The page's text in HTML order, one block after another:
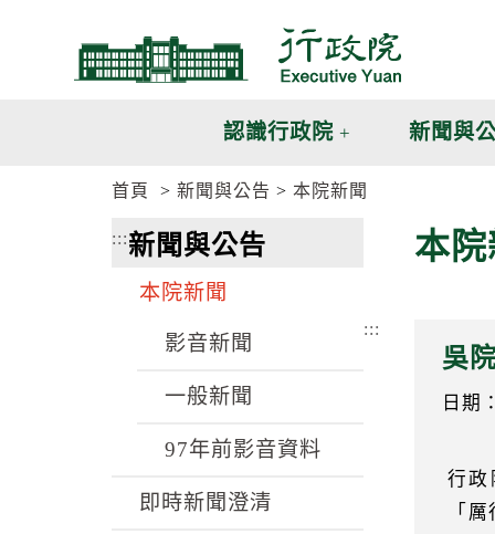
認識行政院 新聞與
首頁 新聞與公告 本院新聞
:::新聞與公告
本院新聞
影音新聞
一般新聞
97年前影音資料
即時新聞澄清
本院
:::
吳
日期
行政
「